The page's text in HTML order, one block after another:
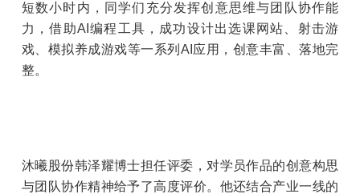
短数小时内，同学们充分发挥创意思维与团队协作能
力，借助AI编程工具，成功设计出选课网站、射击游
戏、模拟养成游戏等一系列AI应用，创意丰富、落地完
整。
沐曦股份韩泽耀博士担任评委，对学员作品的创意构思
与团队协作精神给予了高度评价。他还结合产业一线的